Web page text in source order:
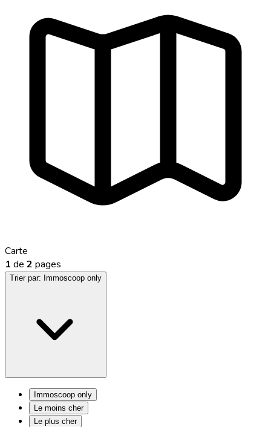
Carte
1 de 2 pages
Trier par: Immoscoop only
Immoscoop only
Le moins cher
Le plus cher